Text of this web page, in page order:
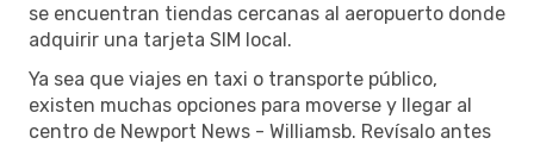
se encuentran tiendas cercanas al aeropuerto donde
adquirir una tarjeta SIM local.
Ya sea que viajes en taxi o transporte público,
existen muchas opciones para moverse y llegar al
centro de Newport News - Williamsb. Revísalo antes